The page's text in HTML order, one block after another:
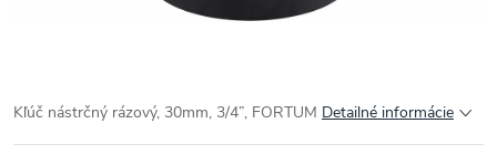
Kľúč nástrčný rázový, 30mm, 3/4”, FORTUM Detailné informácie